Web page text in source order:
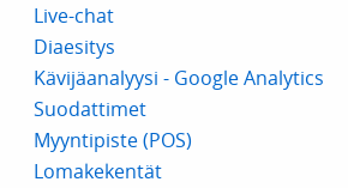
Live-chat
Diaesitys
Kävijäanalyysi - Google Analytics
Suodattimet
Myyntipiste (POS)
Lomakekentät